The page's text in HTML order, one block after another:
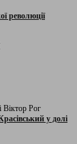
революції
Віктор Рог
у долі